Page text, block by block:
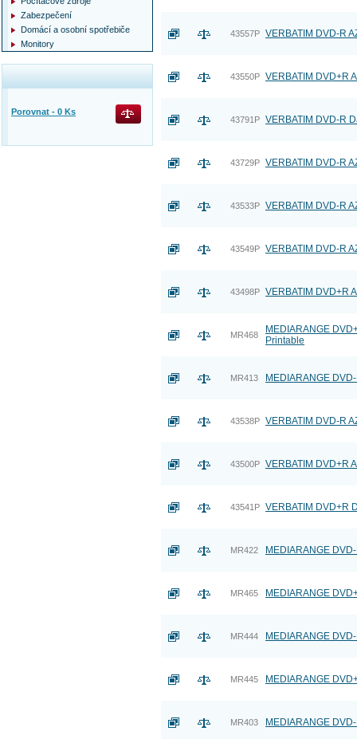
43557P VERBATIM DVD-R
43550P VERBATIM DVD+R
43791P VERBATIM DVD-R
43729P VERBATIM DVD-R
43533P VERBATIM DVD-R
43549P VERBATIM DVD-R
43498P VERBATIM DVD+R
MR468
MEDIARANGE
Printable
MR413 MEDIARANGE
43538P VERBATIM DVD-R
43500P VERBATIM DVD+R
43541P VERBATIM DVD+R
MR422 MEDIARANGE
MR465 MEDIARANGE
MR444 MEDIARANGE
MR445 MEDIARANGE
MR403 MEDIARANGE
Zabezpečení
Domácí a osobní spotřebiče
Monitory
Porovnat - 0 Ks